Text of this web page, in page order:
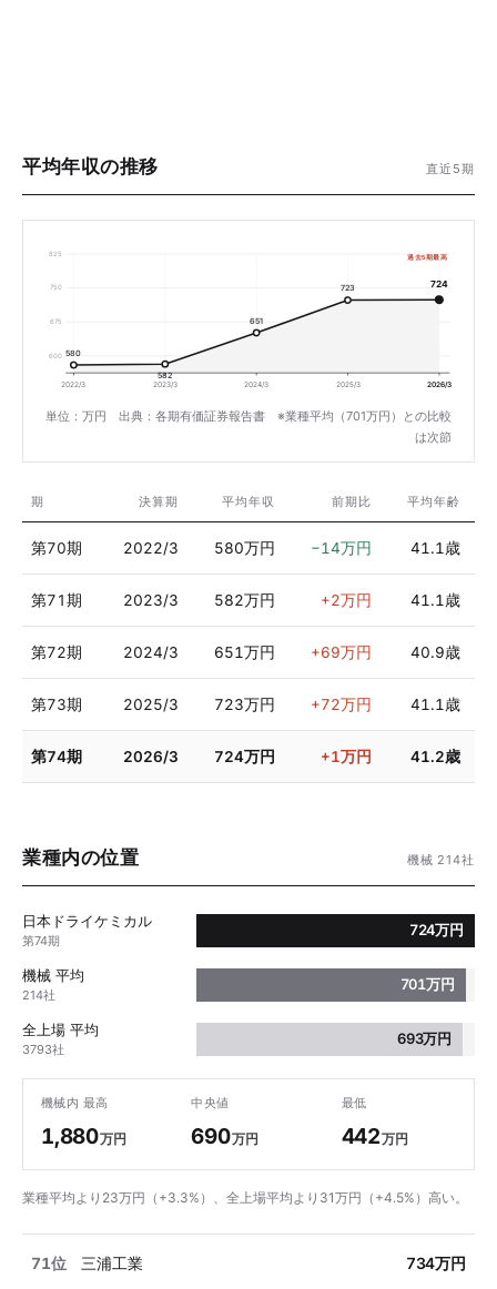
平均年収の推移 直近5期
825
750
675
600 580
582
651
723 724
過去5期最高
2022/3 2023/3 2024/3 2025/3 2026/3
単位：万円 出典：各期有価証券報告書 ※業種平均（701万円）との比較
は次節
期 決算期 平均年収 前期比 平均年齢
第70期 2022/3 580万円 −14万円 41.1歳
第71期 2023/3 582万円 +2万円 41.1歳
第72期 2024/3 651万円 +69万円 40.9歳
第73期 2025/3 723万円 +72万円 41.1歳
第74期 2026/3 724万円 +1万円 41.2歳
業種内の位置 機械 214社
日本ドライケミカル
第74期
724万円
機械 平均
214社
701万円
全上場 平均
3793社
693万円
機械内 最高
1,880万円
中央値
690万円
最低
442万円
業種平均より23万円（+3.3%）、全上場平均より31万円（+4.5%）高い。
71位 三浦工業 734万円